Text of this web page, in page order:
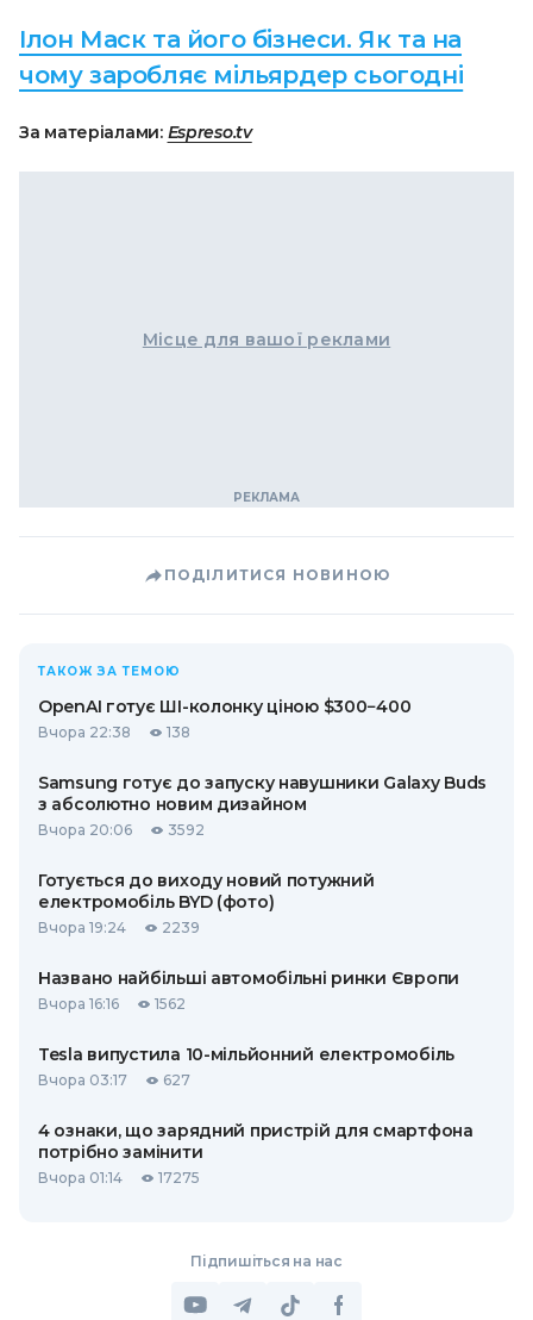
Ілон Маск та його бізнеси. Як та на
чому заробляє мільярдер сьогодні
За матеріалами: Espreso.tv
Місце для вашої реклами
ПОДІЛИТИСЯ НОВИНОЮ
ТАКОЖ ЗА ТЕМОЮ
OpenAI готує ШІ-колонку ціною $300−400
Вчора 22:38 138
Samsung готує до запуску навушники Galaxy Buds
з абсолютно новим дизайном
Вчора 20:06 3592
Готується до виходу новий потужний
електромобіль BYD (фото)
Вчора 19:24 2239
Названо найбільші автомобільні ринки Європи
Вчора 16:16 1562
Tesla випустила 10-мільйонний електромобіль
Вчора 03:17 627
4 ознаки, що зарядний пристрій для смартфона
потрібно замінити
Вчора 01:14 17275
Підпишіться на нас